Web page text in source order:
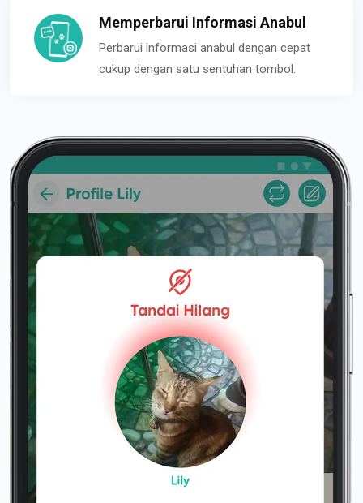
Memperbarui Informasi Anabul
Perbarui informasi anabul dengan cepat
cukup dengan satu sentuhan tombol.